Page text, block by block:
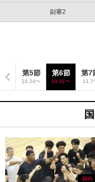
副審2
節
〜
第5節
10.24〜
第6節
10.31〜
第7
11.7
国内